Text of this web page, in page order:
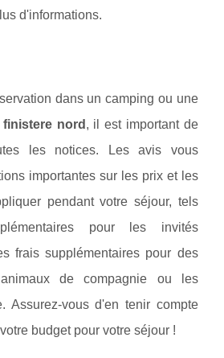
d'informations.
dans un camping ou une
nord , il est important de
les notices. Les avis vous
importantes sur les prix et les
pendant votre séjour, tels
pour les invités
frais supplémentaires pour des
de compagnie ou les
Assurez-vous d'en tenir compte
budget pour votre séjour !